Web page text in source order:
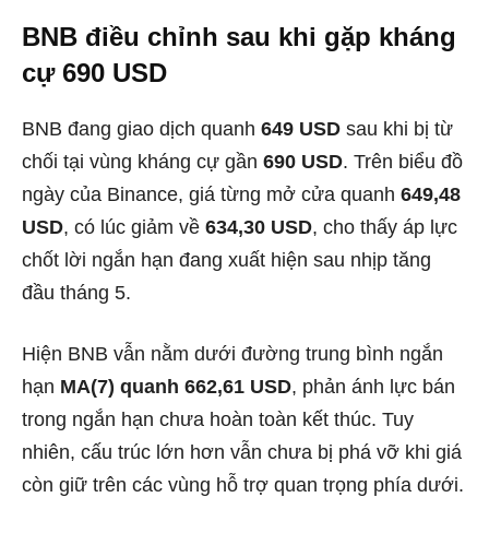
BNB điều chỉnh sau khi gặp kháng
cự 690 USD
BNB đang giao dịch quanh 649 USD sau khi bị từ
chối tại vùng kháng cự gần 690 USD. Trên biểu đồ
ngày của Binance, giá từng mở cửa quanh 649,48
USD, có lúc giảm về 634,30 USD, cho thấy áp lực
chốt lời ngắn hạn đang xuất hiện sau nhịp tăng
đầu tháng 5.
Hiện BNB vẫn nằm dưới đường trung bình ngắn
hạn MA(7) quanh 662,61 USD, phản ánh lực bán
trong ngắn hạn chưa hoàn toàn kết thúc. Tuy
nhiên, cấu trúc lớn hơn vẫn chưa bị phá vỡ khi giá
còn giữ trên các vùng hỗ trợ quan trọng phía dưới.